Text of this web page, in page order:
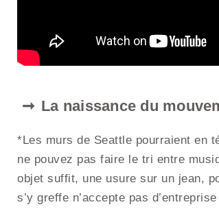
La naissance du
*Les murs de Seattle pourraient en
ne pouvez pas faire le tri entre
objet suffit, une usure sur un jean,
s’y greffe n’accepte pas